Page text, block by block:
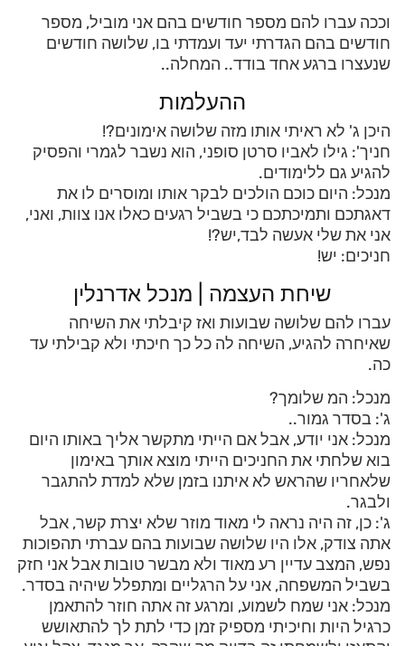
וככה עברו להם מספר חודשים בהם אני מוביל, מספר
חודשים בהם הגדרתי יעד ועמדתי בו, שלושה חודשים
שנעצרו ברגע אחד בודד.. המחלה..
ההעלמות
היכן ג' לא ראיתי אותו מזה שלושה אימונים?!
חניך': גילו לאביו סרטן סופני, הוא נשבר לגמרי והפסיק
להגיע גם ללימודים.
מנכל: היום כוכם הולכים לבקר אותו ומוסרים לו את
דאגתכם ותמיכתכם כי בשביל רגעים כאלו אנו צוות, ואני,
אני את שלי אעשה לבד,יש?!
חניכים: יש!
שיחת העצמה | מנכל אדרנלין
עברו להם שלושה שבועות ואז קיבלתי את השיחה
שאיחרה להגיע, השיחה לה כל כך חיכתי ולא קבילתי עד
כה.
מנכל: המ שלומך?
ג': בסדר גמור..
מנכל: אני יודע, אבל אם הייתי מתקשר אליך באותו היום
בוא שלחתי את החניכים הייתי מוצא אותך באימון
שלאחריו שהראש לא איתנו בזמן שלא למדת להתגבר
ולבגר.
ג': כן, זה היה נראה לי מאוד מוזר שלא יצרת קשר, אבל
אתה צודק, אלו היו שלושה שבועות בהם עברתי תהפוכות
נפש, המצב עדיין רע מאוד ולא מבשר טובות אבל אני חזק
בשביל המשפחה, אני על הרגליים ומתפלל שיהיה בסדר.
מנכל: אני שמח לשמוע, ומרגע זה אתה חוזר להתאמן
כרגיל היות וחיכיתי מספיק זמן כדי לתת לך להתאושש